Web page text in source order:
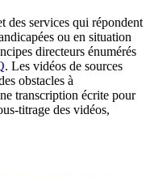
des services qui répondent
ou en situation
directeurs énumérés
. Les vidéos de sources
obstacles à
transcription écrite pour
titrage des vidéos,